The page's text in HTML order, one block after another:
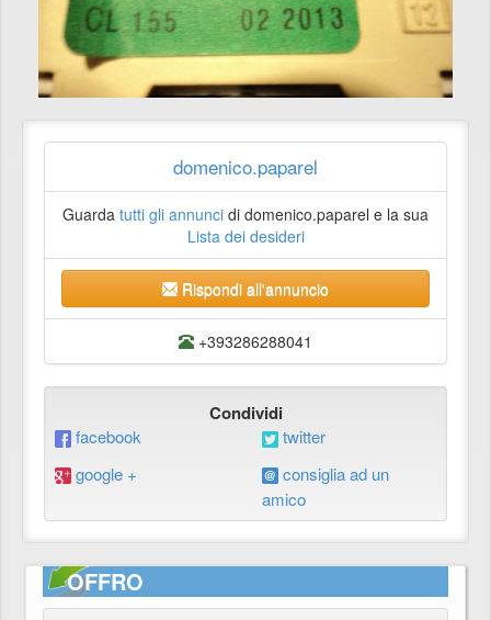
domenico.paparel
Guarda tutti gli annunci di domenico.paparel e la sua
Lista dei desideri
Rispondi all'annuncio
+393286288041
Condividi
facebook
twitter
google +
consiglia ad un
amico
OFFRO